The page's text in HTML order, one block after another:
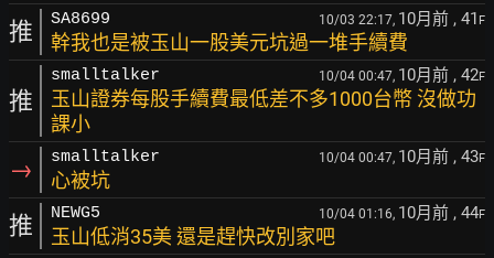
推 SA8699 10/03 22:17, 10月前 , 41 F
幹我也是被玉山一股美元坑過一堆手續費
推
smalltalker 10/04 00:47, 10月前 , 42F
玉山證券每股手續費最低差不多1000台幣 沒做功
課小
→ smalltalker 10/04 00:47, 10月前 , 43F
心被坑
推 NEWG5 10/04 01:16, 10月前 , 44F
玉山低消35美 還是趕快改別家吧